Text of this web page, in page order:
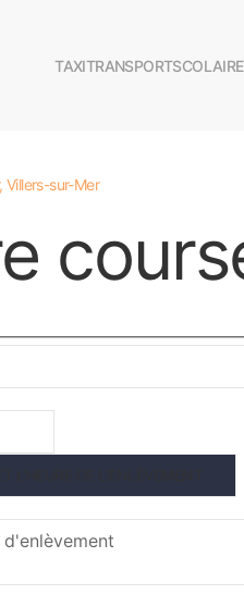
TAXITRANSPORTSCOLAIRE
Villers-sur-Mer